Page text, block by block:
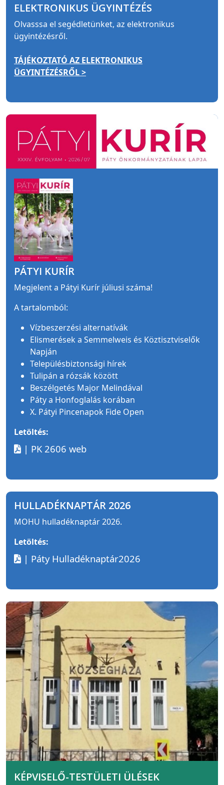
ELEKTRONIKUS ÜGYINTÉZÉS
Olvasssa el segédletünket, az elektronikus
ügyintézésről.
TÁJÉKOZTATÓ AZ ELEKTRONIKUS
ÜGYINTÉZÉSRŐL >
PÁTYI KURÍR
Megjelent a Pátyi Kurír júliusi száma!
A tartalomból:
Vízbeszerzési alternatívák
Elismerések a Semmelweis és Köztisztviselők
Napján
Településbiztonsági hírek
Tulipán a rózsák között
Beszélgetés Major Melindával
Páty a Honfoglalás korában
X. Pátyi Pincenapok Fide Open
Letöltés:
| PK 2606 web
HULLADÉKNAPTÁR 2026
MOHU hulladéknaptár 2026.
Letöltés:
| Páty Hulladéknaptár2026
KÉPVISELŐ-TESTÜLETI ÜLÉSEK